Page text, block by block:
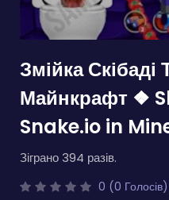
Змійка Скібаді
Майнкрафт ❖
Snake.io in
Зіграно 394 разів.
0 (0 Голосів)